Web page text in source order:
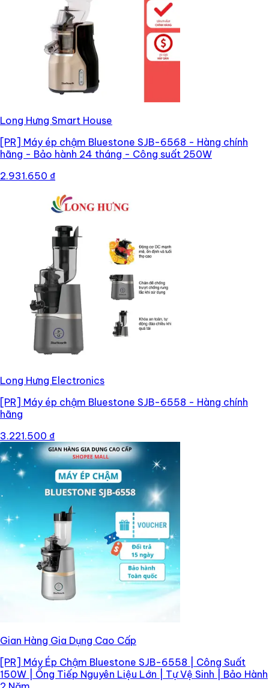
Long Hưng Smart House
[PR] Máy ép chậm Bluestone SJB-6568 - Hàng chính
hãng - Bảo hành 24 tháng - Công suất 250W
2.931.650 ₫
Long Hưng Electronics
[PR] Máy ép chậm Bluestone SJB-6558 - Hàng chính
hãng
3.221.500 ₫
Gian Hàng Gia Dụng Cao Cấp
[PR] Máy Ép Chậm Bluestone SJB-6558 | Công Suất
150W | Ống Tiếp Nguyên Liệu Lớn | Tự Vệ Sinh | Bảo Hành